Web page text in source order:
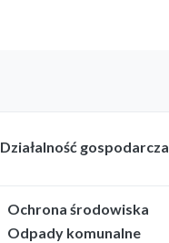
Działalność gospodarcza
Ochrona środowiska
Odpady komunalne